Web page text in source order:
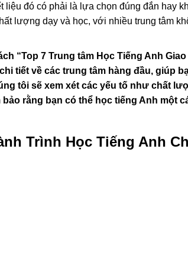
đó có phải là lựa chọn đúng đắn hay
lượng dạy và học, với nhiều trung tâm
“Top 7 Trung tâm Học Tiếng Anh Giao
tiết về các trung tâm hàng đầu, giúp
tôi sẽ xem xét các yếu tố như chất
rằng bạn có thể học tiếng Anh một
Trình Học Tiếng Anh